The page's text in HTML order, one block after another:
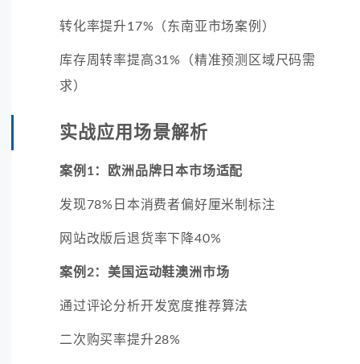
转化率提升17%（东南亚市场案例）
库存周转率提高31%（精准预测区域尺码需
求）
实战应用场景解析
案例1：欧洲品牌日本市场适配
发现78%日本消费者偏好厘米制标注
网站改版后退货率下降40%
案例2：美国运动鞋澳洲市场
通过评论分析开发宽度推荐算法
二次购买率提升28%